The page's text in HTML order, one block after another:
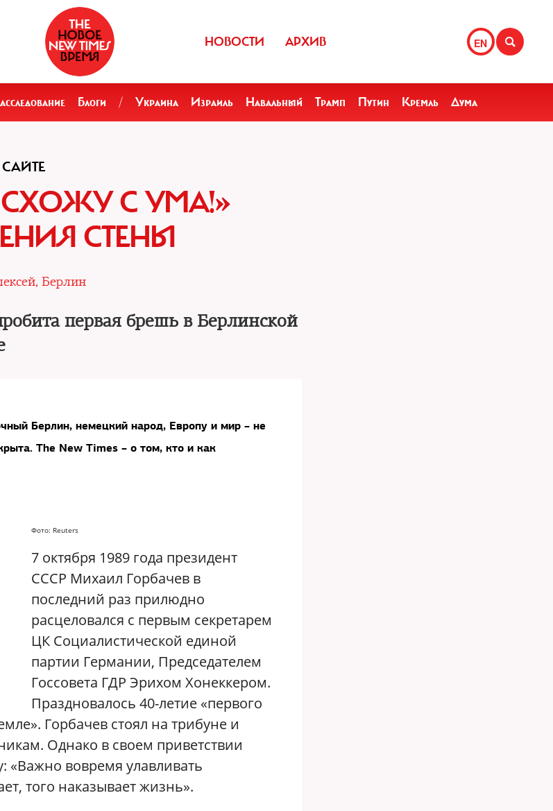
EN
НОВОСТИ АРХИВ
Блоги / Украина Израиль Навальный Трамп Путин Кремль Дума
СХОЖУ С УМА!»
СТЕНЫ
Берлин
первая брешь в Берлинской
Берлин, немецкий народ, Европу и мир – не
The New Times – о том, кто и как
Фото: Reuters
7 октября 1989 года президент
СССР Михаил Горбачев в
последний раз прилюдно
расцеловался с первым секретарем
ЦК Социалистической единой
партии Германии, Председателем
Госсовета ГДР Эрихом Хонеккером.
Праздновалось 40-летие «первого
Горбачев стоял на трибуне и
Однако в своем приветствии
«Важно вовремя улавливать
того наказывает жизнь».